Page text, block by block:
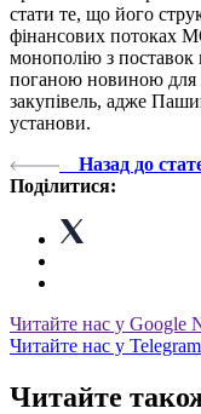
стати те, що його
фінансових потоках
монополію з поставок
поганою новиною для
закупівель, адже
установи.
Назад до
Поділитися:
Читайте нас у Google
Читайте нас у Telegram
Читайте